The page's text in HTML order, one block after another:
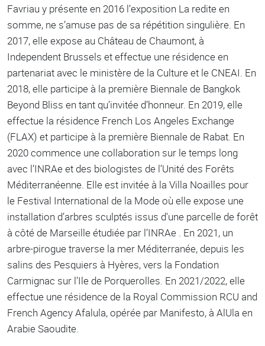
Favriau y présente en 2016 l’exposition La redite en
somme, ne s’amuse pas de sa répétition singulière. En
2017, elle expose au Château de Chaumont, à
Independent Brussels et effectue une résidence en
partenariat avec le ministère de la Culture et le CNEAI. En
2018, elle participe à la première Biennale de Bangkok
Beyond Bliss en tant qu’invitée d’honneur. En 2019, elle
effectue la résidence French Los Angeles Exchange
(FLAX) et participe à la première Biennale de Rabat. En
2020 commence une collaboration sur le temps long
avec l’INRAe et des biologistes de l’Unité des Forêts
Méditerranéenne. Elle est invitée à la Villa Noailles pour
le Festival International de la Mode où elle expose une
installation d’arbres sculptés issus d'une parcelle de forêt
à côté de Marseille étudiée par l’INRAe . En 2021, un
arbre-pirogue traverse la mer Méditerranée, depuis les
salins des Pesquiers à Hyères, vers la Fondation
Carmignac sur l’Ile de Porquerolles. En 2021/2022, elle
effectue une résidence de la Royal Commission RCU and
French Agency Afalula, opérée par Manifesto, à AlUla en
Arabie Saoudite.